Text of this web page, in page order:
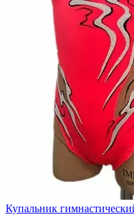
Купальник